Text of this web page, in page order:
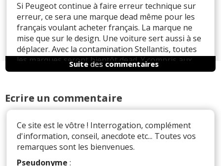
Si Peugeot continue à faire erreur technique sur
erreur, ce sera une marque dead même pour les
français voulant acheter français. La marque ne
mise que sur le design. Une voiture sert aussi à se
déplacer. Avec la contamination Stellantis, toutes
les marques seront bientôt dead. Y compris aux
USA où les revendeurs se sont révoltés contre la
Il y a1réaction(s) sur ce commentaire :
ParAdmin
Suitedes commentaires
Ecrire un commentaire
Ce site est le vôtre ! Interrogation, complément
d'information, conseil, anecdote etc... Toutes vos
remarques sont les bienvenues.
Pseudonyme :